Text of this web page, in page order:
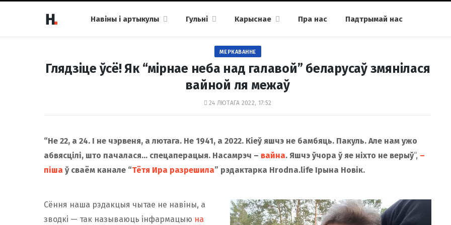
Навіны і артыкулы Гульні Карыснае Пра нас Падтрымай нас
МЕРКАВАННЕ
Глядзіце ўсё! Як “мірнае неба над галавой” беларусаў змянілася
вайной ля межаў
24 ЛЮТАГА 2022, 17:52
“Не 22, а 24. І не чэрвеня, а лютага. Не 1941, а 2022. Кіеў яшчэ не бамбяць. Пакуль. Але нам ужо
абвясцілі, што пачалася… спецаперацыя. Насамрэч – вайна. Яшчэ ўчора ў яе ніхто не верыў“, –
піша ў сваём канале “Тётя Ира разрешила” рэдактарка Hrodna.life Ірына Новік.
Сёння наша рэдакцыя чытае не навіны, а
зводкі — так называюць інфармацыю на